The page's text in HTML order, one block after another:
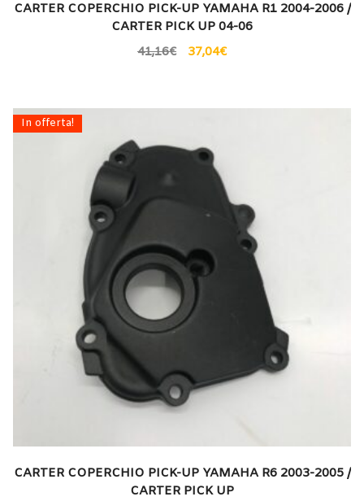
CARTER COPERCHIO PICK-UP YAMAHA R1 2004-2006 /
CARTER PICK UP 04-06
41,16€ 37,04€
In offerta!
CARTER COPERCHIO PICK-UP YAMAHA R6 2003-2005 /
CARTER PICK UP